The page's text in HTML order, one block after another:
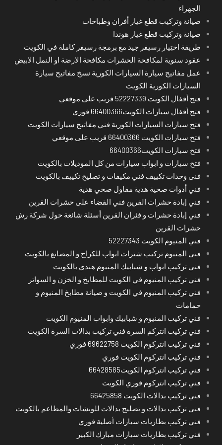
الجهراء
صيانة وتركيب قطع غيار أفران وطباخات
صيانة وتركيب قطع غيار هوندا
طريقة اختِيار رسيفر جيد مع برمجة رسيفر كاملة في الكويت
عقود سنوية لمكافحة الحشرات مكافحة الارضة او النمل الابيض
عمل مفاتيح سيارة السيارات الكورية نسخ مفاتيح سيارة
السيارات الكورية الكويت
فتح أقفال الكويت 52227339 قريب على موقعي
فتح أقفال سيارات الكويت66400366 فوري
فتح سيارات السيارات الكورية فني مفاتيح سيارات الكويت
فتح سيارات الكويت 66400366 قريب على موقعي
فتح سيارات الكويت66400366
فتح سيارات و ابواب سيارات من كل الموديلات بالكويت
فنى وحدات تكييف فني مكيفات و تصليح تكييف بالكويت
فني أدوات صحية هدية مقاول صحي هدية
فني إبادة حشرات القرين فني القضاء على حشرات القرين
فني إبادة حشرات و فئران القرين أسئلة شائعة حول شركة رش
حشرات القرين
فني المنيوم الكويت 52227343
فني المنيوم تركيب شترات ابواب للكراج و المصانع بالكويت
فني تركيب ابواب و شبابيك المنيوم هندي بالكويت
فني تركيب المنيوم في الكويت للمطابخ و الخزن و السواتر
فني تركيب المنيوم في الكويت و صيانة مطابخ المنيوم و
حمامات
فني تركيب المنيوم و شبابيك وابواب المنيوم الكويت
فني تركيب انتركم السرة فني تركيب بدالات السرة الكويت
فني تركيب انتركوم الكويت 69622758 فوري
فني تركيب انتركوم الكويت فوري
فني تركيب انتركوم الكويت66428585
فني تركيب انتركوم فوري الكويت
فني تركيب بدالات الكويت 66425858
فني تركيب بدالات و تصليح بدالات للونشات والمطاعم بالكويت
فني تركيب بطاريات سيارات أصلية فوري
فني تركيب بطاريات سيارات مبارك الكبير